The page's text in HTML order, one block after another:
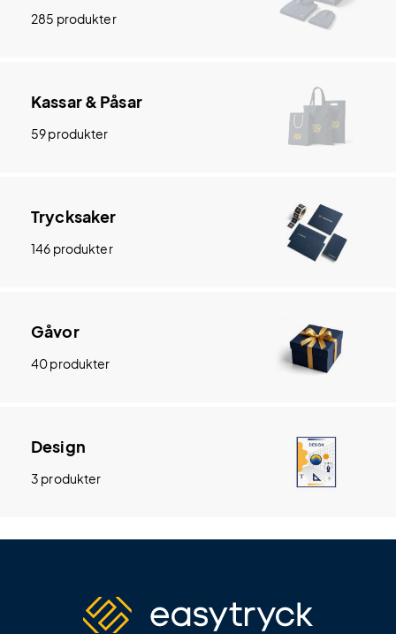
285 produkter
Kassar & Påsar
59 produkter
Trycksaker
146 produkter
Gåvor
40 produkter
Design
3 produkter